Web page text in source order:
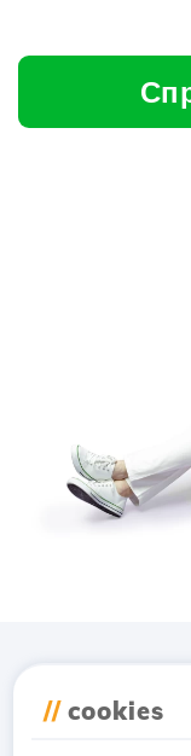
// cookies